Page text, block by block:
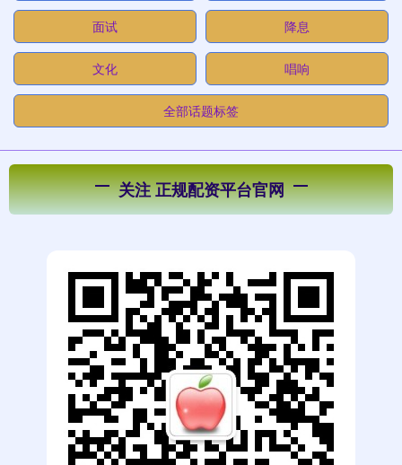
面试 降息
文化 唱响
全部话题标签
关注 正规配资平台官网